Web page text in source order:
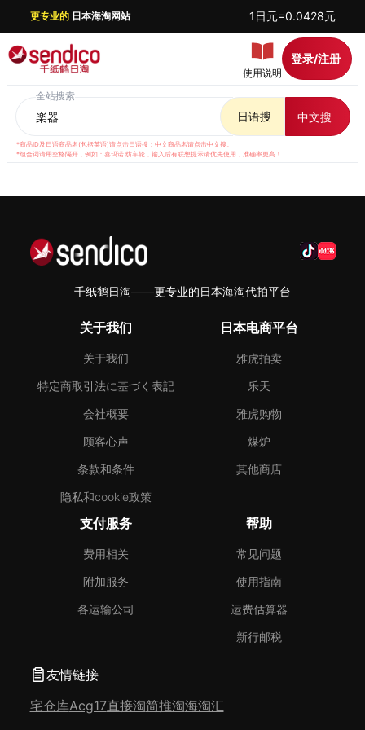
更专业的日本海淘网站 1日元=0.0428元
使用说明
登录/注册
全站搜索
日语搜 中文搜
*商品ID及日语商品名(包括英语)请点击日语搜；中文商品名请点击中文搜。
*组合词请用空格隔开，例如：喜玛诺 纺车轮，输入后有联想提示请优先使用，准确率更高！
千纸鹤日淘——更专业的日本海淘代拍平台
关于我们
关于我们
特定商取引法に基づく表記
会社概要
顾客心声
条款和条件
隐私和cookie政策
日本电商平台
雅虎拍卖
乐天
雅虎购物
煤炉
其他商店
支付服务
费用相关
附加服务
各运输公司
帮助
常见问题
使用指南
运费估算器
新行邮税
友情链接
宅仓库Acg17直接淘简推淘海淘汇